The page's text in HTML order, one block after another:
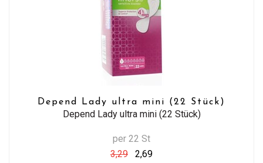
Depend Lady ultra mini (22 Stück)
Depend Lady ultra mini (22 Stück)
per 22 St
3,29
2,69